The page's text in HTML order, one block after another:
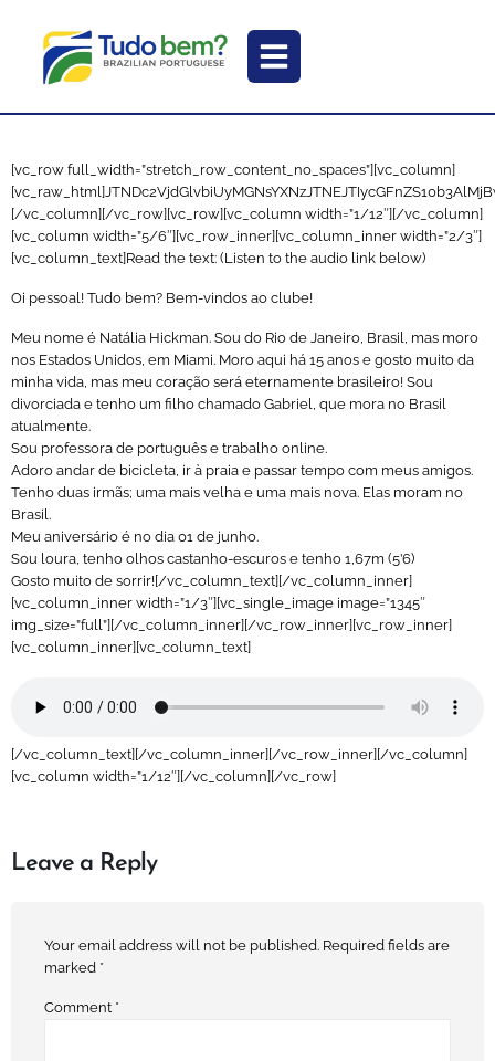
[vc_row full_width=”stretch_row_content_no_spaces”][vc_column]
[/vc_column][/vc_row][vc_row][vc_column width=”1/12″][/vc_column]
[vc_column width=”5/6″][vc_row_inner][vc_column_inner width=”2/3″]
[vc_column_text]Read the text: (Listen to the audio link below)
Oi pessoal! Tudo bem? Bem-vindos ao clube!
Meu nome é Natália Hickman. Sou do Rio de Janeiro, Brasil, mas moro
nos Estados Unidos, em Miami. Moro aqui há 15 anos e gosto muito da
minha vida, mas meu coração será eternamente brasileiro! Sou
divorciada e tenho um filho chamado Gabriel, que mora no Brasil
atualmente.
Sou professora de português e trabalho online.
Adoro andar de bicicleta, ir à praia e passar tempo com meus amigos.
Tenho duas irmãs; uma mais velha e uma mais nova. Elas moram no
Brasil.
Meu aniversário é no dia 01 de junho.
Sou loura, tenho olhos castanho-escuros e tenho 1,67m (5’6)
Gosto muito de sorrir![/vc_column_text][/vc_column_inner]
[vc_column_inner width=”1/3″][vc_single_image image=”1345″
img_size=”full”][/vc_column_inner][/vc_row_inner][vc_row_inner]
[vc_column_inner][vc_column_text]
[/vc_column_text][/vc_column_inner][/vc_row_inner][/vc_column]
[vc_column width=”1/12″][/vc_column][/vc_row]
Leave a Reply
Your email address will not be published. Required fields are
marked *
Comment *